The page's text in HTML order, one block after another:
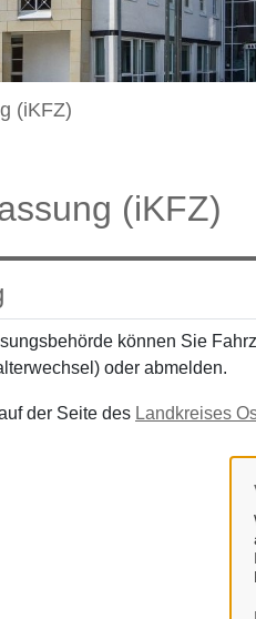
(iKFZ)
(iKFZ)
können Sie
oder abmelden.
der Seite des Landkreises